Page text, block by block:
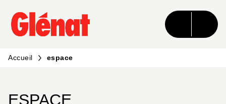
MENU RECHERCHE CONTENU
PIED DE PAGE
Accueil espace
ESPACE